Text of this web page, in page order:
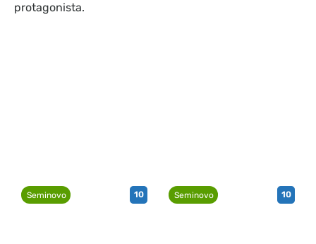
protagonista.
Seminovo 10 Seminovo 10